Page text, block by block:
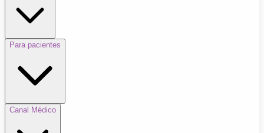
Para pacientes
Canal Médico